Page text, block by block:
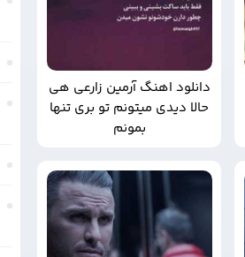
دانلود اهنگ آرمین زارعی هی
حالا ديدی ميتونم تو بری تنها
بمونم